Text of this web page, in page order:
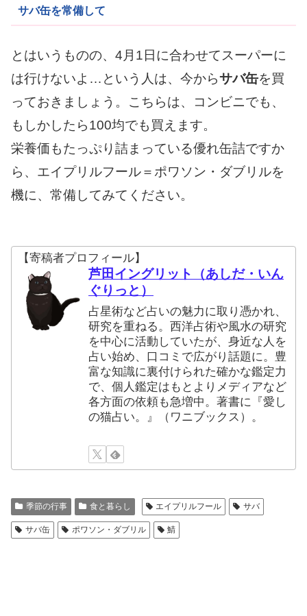
サバ缶を常備して
とはいうものの、4月1日に合わせてスーパーに
は行けないよ…という人は、今からサバ缶を買
っておきましょう。こちらは、コンビニでも、
もしかしたら100均でも買えます。
栄養価もたっぷり詰まっている優れ缶詰ですか
ら、エイプリルフール＝ポワソン・ダブリルを
機に、常備してみてください。
【寄稿者プロフィール】
芦田イングリット（あしだ・いん
ぐりっと）
占星術など占いの魅力に取り憑かれ、
研究を重ねる。西洋占術や風水の研究
を中心に活動していたが、身近な人を
占い始め、口コミで広がり話題に。豊
富な知識に裏付けられた確かな鑑定力
で、個人鑑定はもとよりメディアなど
各方面の依頼も急増中。著書に『愛し
の猫占い。』（ワニブックス）。
季節の行事 食と暮らし エイプリルフール サバ
サバ缶 ポワソン・ダブリル 鯖